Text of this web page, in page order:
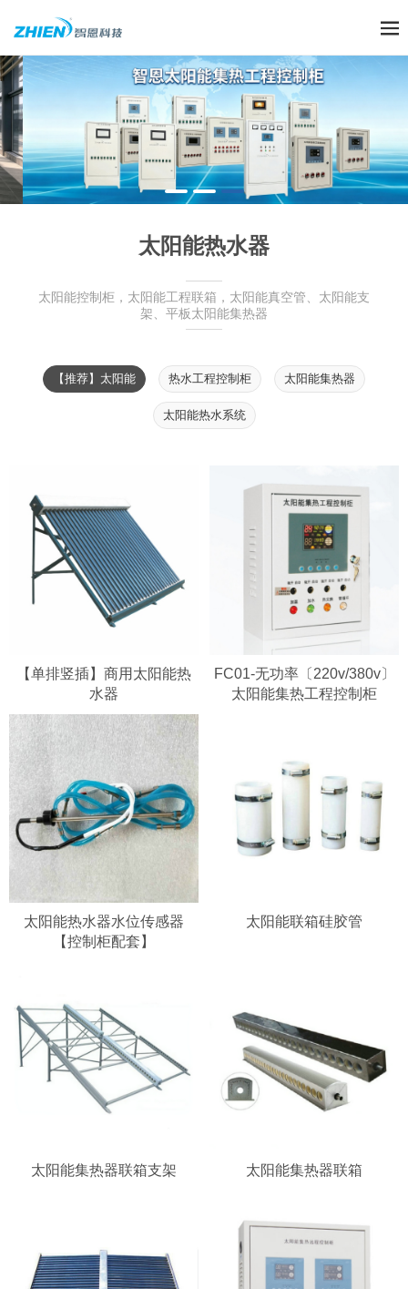
太阳能热水器
太阳能控制柜，太阳能工程联箱，太阳能真空管、太阳能支
架、平板太阳能集热器
【推荐】太阳能 热水工程控制柜 太阳能集热器
太阳能热水系统
【单排竖插】商用太阳能热
水器
FC01-无功率〔220v/380v〕
太阳能集热工程控制柜
太阳能热水器水位传感器
【控制柜配套】
太阳能联箱硅胶管
太阳能集热器联箱支架 太阳能集热器联箱